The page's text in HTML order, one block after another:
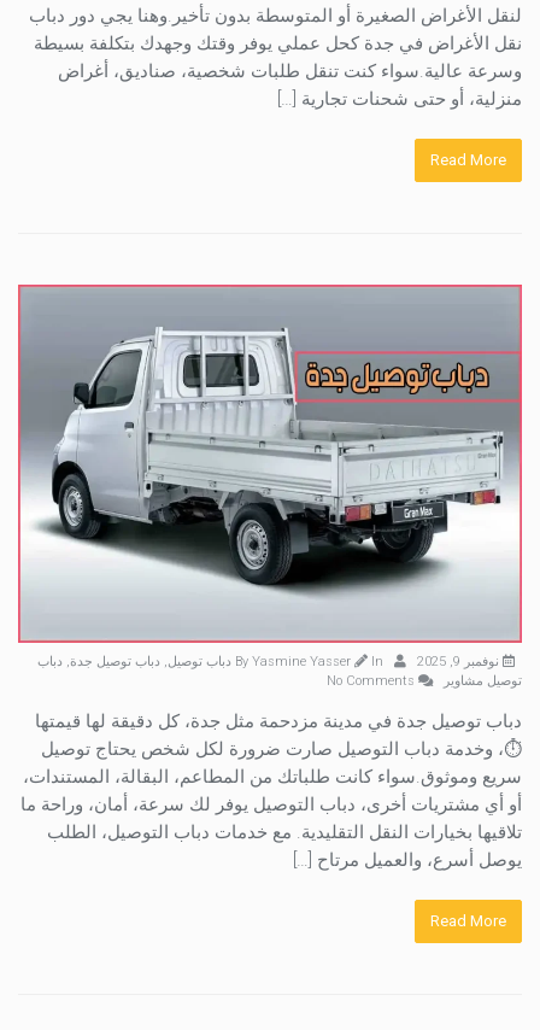
لنقل الأغراض الصغيرة أو المتوسطة بدون تأخير.وهنا يجي دور دباب
نقل الأغراض في جدة كحل عملي يوفر وقتك وجهدك بتكلفة بسيطة
وسرعة عالية.سواء كنت تنقل طلبات شخصية، صناديق، أغراض
منزلية، أو حتى شحنات تجارية […]
Read More
نوفمبر 9, 2025 Yasmine Yasser In دباب توصيل, دباب توصيل جدة, دباب
توصيل مشاوير
دباب توصيل جدة في مدينة مزدحمة مثل جدة، كل دقيقة لها قيمتها
⏱️، وخدمة دباب التوصيل صارت ضرورة لكل شخص يحتاج توصيل
سريع وموثوق.سواء كانت طلباتك من المطاعم، البقالة، المستندات،
أو أي مشتريات أخرى، دباب التوصيل يوفر لك سرعة، أمان، وراحة ما
تلاقيها بخيارات النقل التقليدية. مع خدمات دباب التوصيل، الطلب
يوصل أسرع، والعميل مرتاح […]
Read More